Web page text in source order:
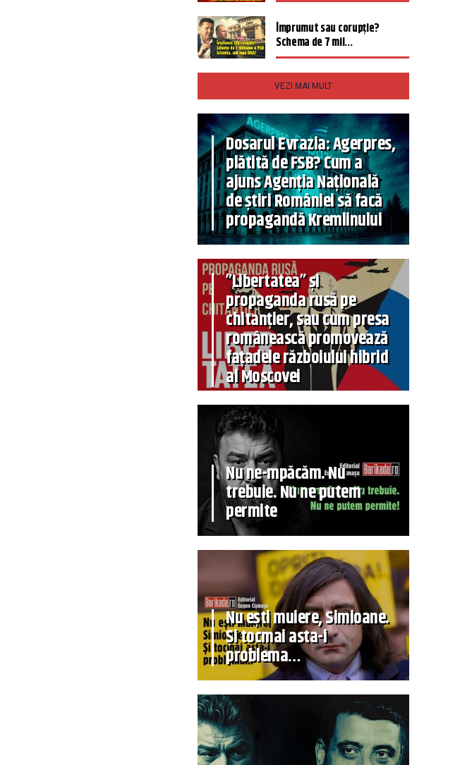
Împrumut sau corupție?
Schema de 7 mil...
VEZI MAI MULT
Dosarul Evrazia: Agerpres,
plătită de FSB? Cum a
ajuns Agenția Națională
de știri României să facă
propagandă Kremlinului
”Libertatea” și
propaganda rusă pe
chitanțier, sau cum presa
românească promovează
fațadele războiului hibrid
al Moscovei
Nu ne-mpăcăm. Nu
trebuie. Nu ne putem
permite
Nu ești muiere, Simioane.
Și tocmai asta-i
problema…